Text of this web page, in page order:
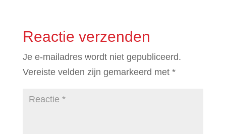
Reactie verzenden
Je e-mailadres wordt niet gepubliceerd.
Vereiste velden zijn gemarkeerd met *